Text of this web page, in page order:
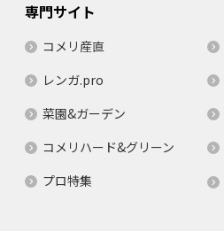
専門サイト
コメリ産直
レンガ.pro
菜園&ガーデン
コメリハード&グリーン
プロ特集